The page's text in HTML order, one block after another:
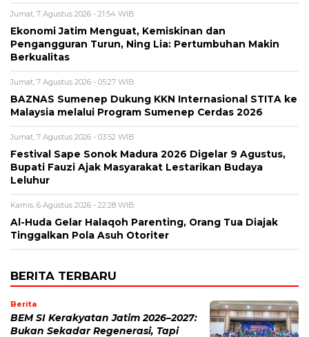
Jumat, 7 Agustus 2026 - 21:54 WIB
Ekonomi Jatim Menguat, Kemiskinan dan
Pengangguran Turun, Ning Lia: Pertumbuhan Makin
Berkualitas
Jumat, 7 Agustus 2026 - 05:27 WIB
BAZNAS Sumenep Dukung KKN Internasional STITA ke
Malaysia melalui Program Sumenep Cerdas 2026
Jumat, 7 Agustus 2026 - 03:52 WIB
Festival Sape Sonok Madura 2026 Digelar 9 Agustus,
Bupati Fauzi Ajak Masyarakat Lestarikan Budaya
Leluhur
Kamis, 6 Agustus 2026 - 22:28 WIB
Al-Huda Gelar Halaqoh Parenting, Orang Tua Diajak
Tinggalkan Pola Asuh Otoriter
BERITA TERBARU
Berita
BEM SI Kerakyatan Jatim 2026–2027:
Bukan Sekadar Regenerasi, Tapi